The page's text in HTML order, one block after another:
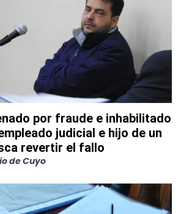
por fraude e inhabilitado
judicial e hijo de un
revertir el fallo
de Cuyo